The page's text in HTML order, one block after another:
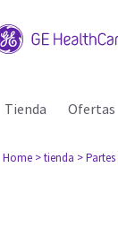
Tienda Ofertas
Home > tienda > Partes